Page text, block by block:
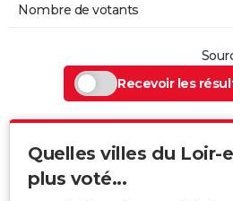
Nombre de votants
Recevoir les
Quelles villes du Loir-
plus voté...